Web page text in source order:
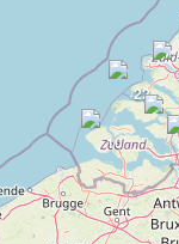
4
10
22